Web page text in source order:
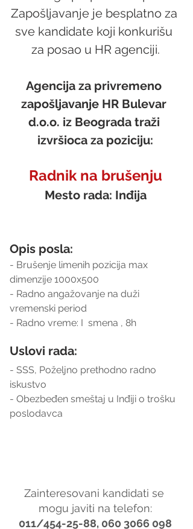
Zapošljavanje je besplatno za
sve kandidate koji konkurišu
za posao u HR agenciji.
Agencija za privremeno
zapošljavanje HR Bulevar
d.o.o. iz Beograda traži
izvršioca za poziciju:
Radnik na brušenju
Mesto rada: Inđija
Opis posla:
- Brušenje limenih pozicija max
dimenzije 1000x500
- Radno angažovanje na duži
vremenski period
- Radno vreme: I  smena , 8h
Uslovi rada:
- SSS, Poželjno prethodno radno
iskustvo
- Obezbeđen smeštaj u Inđiji o trošku
poslodavca
Zainteresovani kandidati se
mogu javiti na telefon:
011/454-25-88, 060 3066 098